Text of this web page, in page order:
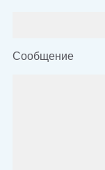
Сообщение